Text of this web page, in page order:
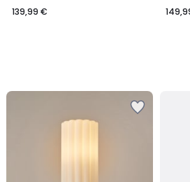
139,99 €